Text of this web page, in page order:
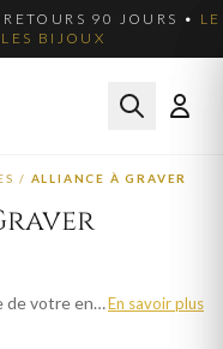
90 JOURS • LE
BIJOUX
/ ALLIANCE À GRAVER
L'alliance gravée porte le symbole ultime de votre engagement. Inscrivez vos prénoms, votre date de mariage ou un message intime à l'intérieur de votre alliance en or jaune, blanc ou rose. Plus de 1 930 modèles. Livraison offerte en France.En savoir plus